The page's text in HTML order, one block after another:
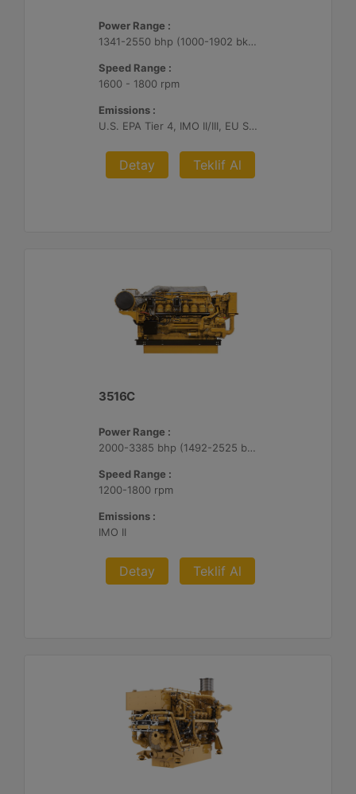
Power Range :
1341-2550 bhp (1000-1902 bkW)
Speed Range :
1600 - 1800 rpm
Emissions :
U.S. EPA Tier 4, IMO II/III, EU Stage V
Detay Teklif Al
3516C
Power Range :
2000-3385 bhp (1492-2525 bkW)
Speed Range :
1200-1800 rpm
Emissions :
IMO II
Detay Teklif Al